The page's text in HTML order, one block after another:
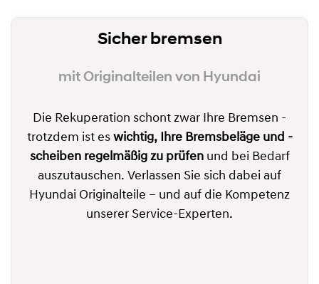
Sicher bremsen
mit Originalteilen von Hyundai
Die Rekuperation schont zwar Ihre Bremsen -
trotzdem ist es wichtig, Ihre Bremsbeläge und -
scheiben regelmäßig zu prüfenund bei Bedarf
auszutauschen. Verlassen Sie sich dabei auf
Hyundai Originalteile – und auf die Kompetenz
unserer Service-Experten.